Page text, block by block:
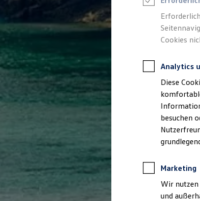
Rettungsdienste
ONE Business ID Vorteile
Fahrzeugsuche & Marktplatz
Digitaler Marktplatz
Kauf & Finanzierung
Online-Fahrzeugbewertung
Aktionen & Angebote
E-Auto-Förderung
Für Privatkunden
Gebrauchtwagen
ProfiPartner für Gebrauchtwagen
Zertifizierte Gebrauchtwagen
Finanzierung
Für Privatkunden
Für Gewerbekunden
Leasing
Cookies
Analytics
Diese
besuchen
Marketing
Wir nutzen
und